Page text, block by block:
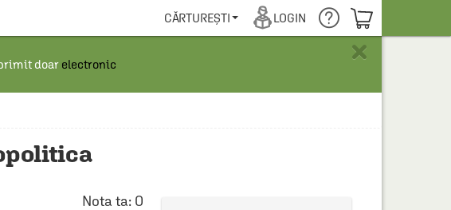
CĂRTUREȘTI LOGIN COȘUL TĂU
×
doar electronic
Nota ta: 0